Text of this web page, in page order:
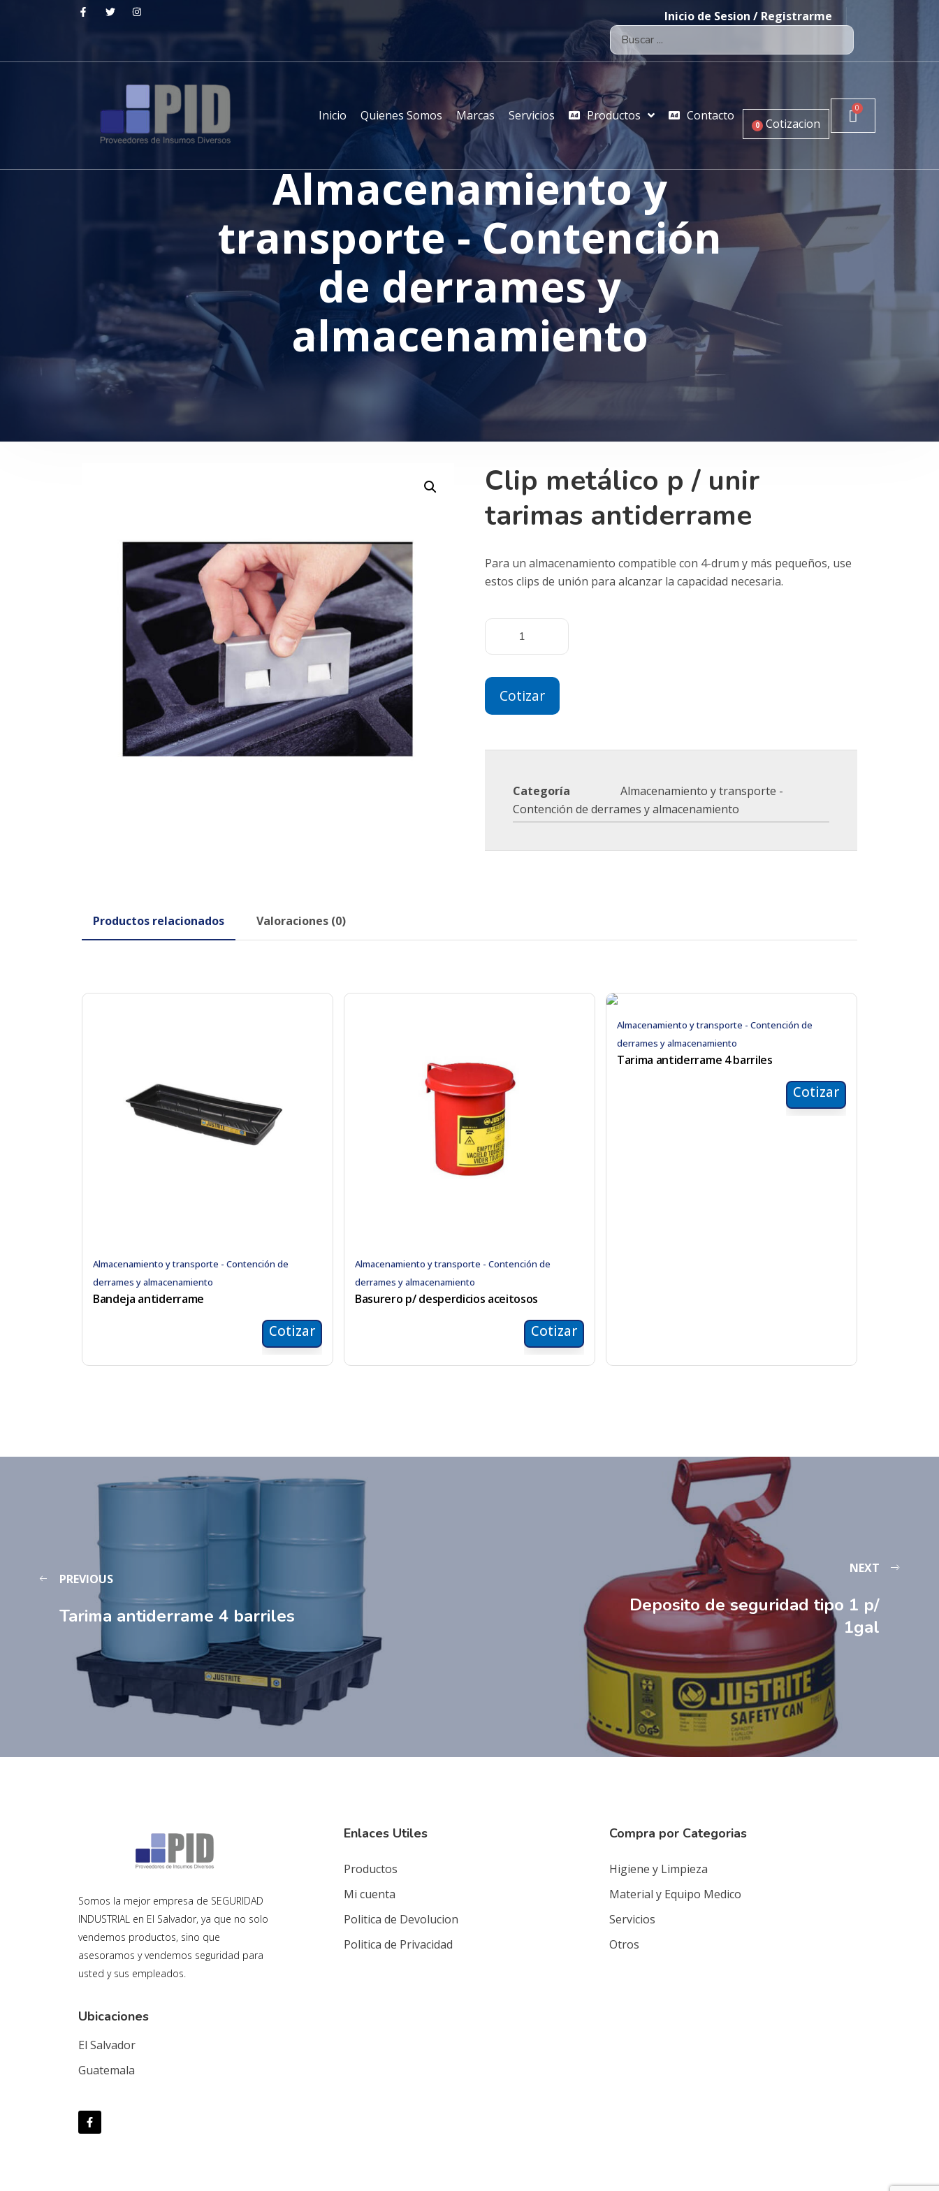
Inicio de Sesion / Registrarme
Inicio Quienes Somos Marcas Servicios Productos Contacto
0 Cotizacion
Almacenamiento y
transporte - Contención
de derrames y
almacenamiento
Clip metálico p / unir
tarimas antiderrame
Para un almacenamiento compatible con 4-drum y más pequeños, use
estos clips de unión para alcanzar la capacidad necesaria.
Cotizar
Categoría
Almacenamiento y transporte -
Contención de derrames y almacenamiento
Productos relacionados Valoraciones (0)
Almacenamiento y transporte - Contención de
derrames y almacenamiento
Bandeja antiderrame
Cotizar
Almacenamiento y transporte - Contención de
derrames y almacenamiento
Basurero p/ desperdicios aceitosos
Cotizar
Almacenamiento y transporte - Contención de
derrames y almacenamiento
Tarima antiderrame 4 barriles
Cotizar
PREVIOUS
Tarima antiderrame 4 barriles
NEXT
Deposito de seguridad tipo 1 p/
1gal
Somos la mejor empresa de SEGURIDAD
INDUSTRIAL en El Salvador, ya que no solo
vendemos productos, sino que
asesoramos y vendemos seguridad para
usted y sus empleados.
Ubicaciones
El Salvador
Guatemala
Enlaces Utiles
Productos
Mi cuenta
Politica de Devolucion
Politica de Privacidad
Compra por Categorias
Higiene y Limpieza
Material y Equipo Medico
Servicios
Otros